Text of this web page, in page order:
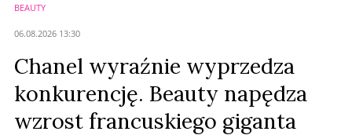
BEAUTY
06.08.2026 13:30
Chanel wyraźnie wyprzedza
konkurencję. Beauty napędza
wzrost francuskiego giganta